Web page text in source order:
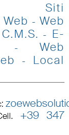
Siti
-Web
C.M.S. - E-
-Web
- Local
:
+39 347